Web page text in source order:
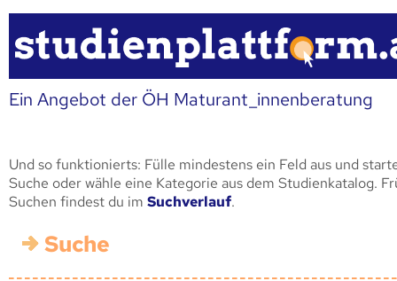
Ein Angebot der ÖH Maturant_innenberatung
Und so funktionierts: Fülle mindestens ein Feld aus und
Suche oder wähle eine Kategorie aus dem Studienkatalog.
Suchen findest du im Suchverlauf.
Suche